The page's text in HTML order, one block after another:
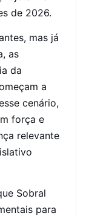
de 2026.
mas já
as
da
a
cenário,
força e
relevante
Sobral
para